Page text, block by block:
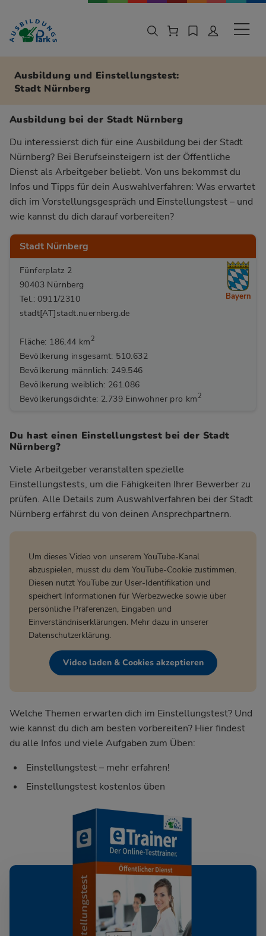
Zur Navigation springen
Zu den Hauptinhalten springen
Ausbildung und Einstellungstest:
Stadt Nürnberg
Ausbildung bei der Stadt Nürnberg
Du interessierst dich für eine Ausbildung bei der Stadt
Nürnberg? Bei Berufseinsteigern ist der Öffentliche
Dienst als Arbeitgeber beliebt. Von uns bekommst du
Infos und Tipps für dein Auswahlverfahren: Was erwartet
dich im Vorstellungsgespräch und Einstellungstest – und
wie kannst du dich darauf vorbereiten?
Stadt Nürnberg
Fünferplatz 2
90403 Nürnberg
Tel.: 0911/2310
stadt[AT]stadt.nuernberg.de
Fläche: 186,44 km 2
Bevölkerung insgesamt: 510.632
Bevölkerung männlich: 249.546
Bevölkerung weiblich: 261.086
Bevölkerungsdichte: 2.739 Einwohner pro km 2
Bayern
Du hast einen Einstellungstest bei der Stadt
Nürnberg?
Viele Arbeitgeber veranstalten spezielle
Einstellungstests, um die Fähigkeiten Ihrer Bewerber zu
prüfen. Alle Details zum Auswahlverfahren bei der Stadt
Nürnberg erfährst du von deinen Ansprechpartnern.
Um dieses Video von unserem YouTube-Kanal
abzuspielen, musst du dem YouTube-Cookie zustimmen.
Diesen nutzt YouTube zur User-Identifikation und
speichert Informationen für Werbezwecke sowie über
persönliche Präferenzen, Eingaben und
Einverständniserklärungen. Mehr dazu in unserer
Datenschutzerklärung.
Video laden & Cookies akzeptieren
Welche Themen erwarten dich im Einstellungstest? Und
wie kannst du dich am besten vorbereiten? Hier findest
du alle Infos und viele Aufgaben zum Üben:
Einstellungstest – mehr erfahren!
Einstellungstest kostenlos üben